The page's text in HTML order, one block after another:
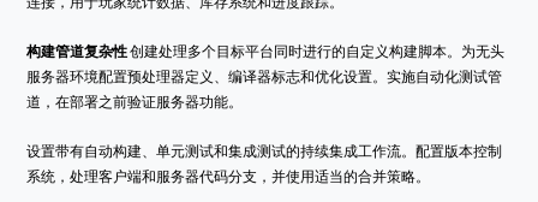
构建管道复杂性 创建处理多个目标平台同时进行的自定义构建脚本。为无头
服务器环境配置预处理器定义、编译器标志和优化设置。实施自动化测试管
道，在部署之前验证服务器功能。
设置带有自动构建、单元测试和集成测试的持续集成工作流。配置版本控制
系统，处理客户端和服务器代码分支，并使用适当的合并策略。